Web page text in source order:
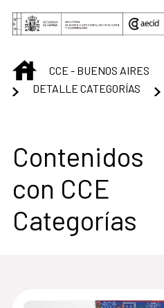
Saltar al contenido principal
INICIOCCE - BUENOS AIRES
DETALLE CATEGORÍAS
Centro
Contenidos
con CCE
Categorías